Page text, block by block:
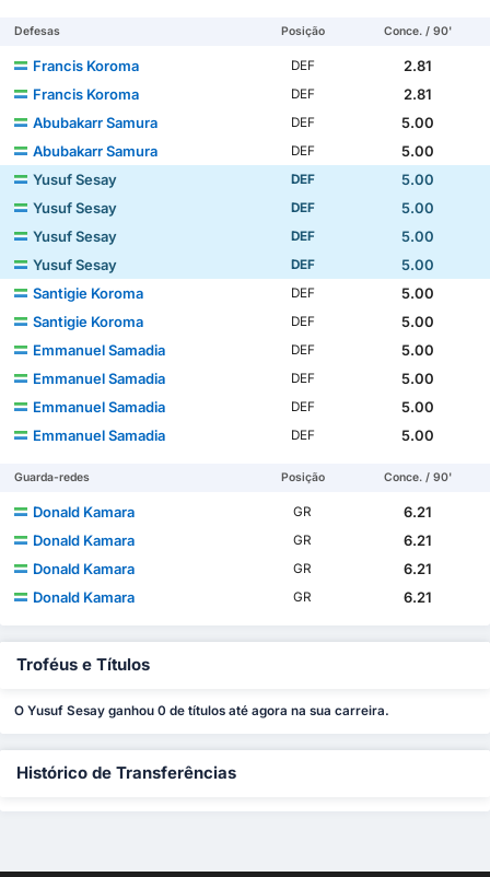
Defesas Posição Conce. / 90'
Francis Koroma DEF
2.81
Francis Koroma
DEF
2.81
Abubakarr Samura
DEF
5.00
Abubakarr Samura
DEF
5.00
Yusuf Sesay
DEF
5.00
Yusuf Sesay
DEF
5.00
Yusuf Sesay
DEF
5.00
Yusuf Sesay
DEF
5.00
Santigie Koroma
DEF
5.00
Santigie Koroma
DEF
5.00
Emmanuel Samadia
DEF
5.00
Emmanuel Samadia
DEF
5.00
Emmanuel Samadia
DEF
5.00
Emmanuel Samadia
DEF 5.00
Guarda-redes Posição Conce. / 90'
Donald Kamara GR
6.21
Donald Kamara
GR
6.21
Donald Kamara
GR
6.21
Donald Kamara
GR 6.21
Troféus e Títulos
O Yusuf Sesay ganhou 0 de títulos até agora na sua carreira.
Histórico de Transferências